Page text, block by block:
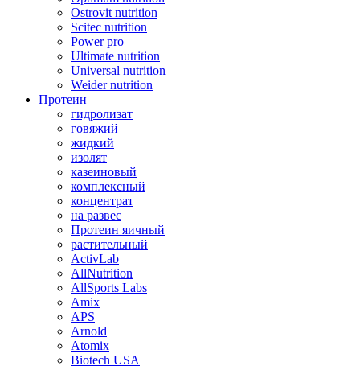
Ostrovit nutrition
Scitec nutrition
Power pro
Ultimate nutrition
Universal nutrition
Weider nutrition
Протеин
гидролизат
говяжий
жидкий
изолят
казеиновый
комплексный
концентрат
на развес
Протеин яичный
растительный
ActivLab
AllNutrition
AllSports Labs
Amix
APS
Arnold
Atomix
Biotech USA